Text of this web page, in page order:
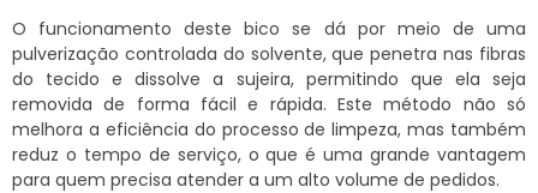
O funcionamento deste bico se dá por meio de uma
pulverização controlada do solvente, que penetra nas fibras
do tecido e dissolve a sujeira, permitindo que ela seja
removida de forma fácil e rápida. Este método não só
melhora a eficiência do processo de limpeza, mas também
reduz o tempo de serviço, o que é uma grande vantagem
para quem precisa atender a um alto volume de pedidos.